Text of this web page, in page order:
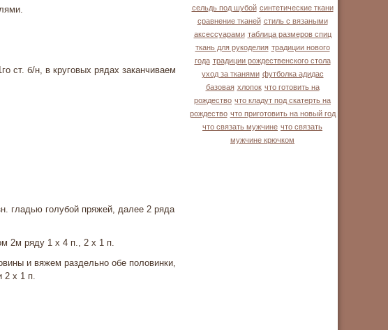
ст. б/н, в круговых рядах заканчиваем
гладью голубой пряжей, далее 2 ряда
2м ряду 1 х 4 п., 2 х 1 п.
и вяжем раздельно обе половинки,
2 х 1 п.
сельдь под шубой синтетические ткани
сравнение тканей стиль с вязаными
аксессуарами таблица размеров спиц
ткань для рукоделия традиции нового
года традиции рождественского стола
уход за тканями футболка адидас
базовая хлопок что готовить на
рождество что кладут под скатерть на
рождество что приготовить на новый год
что связать мужчине что связать
мужчине крючком